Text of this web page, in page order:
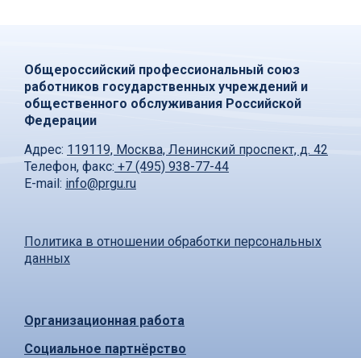
Общероссийский профессиональный союз
работников государственных учреждений и
общественного обслуживания Российской
Федерации
Адрес: 119119, Москва, Ленинский проспект, д. 42
Телефон, факс: +7 (495) 938-77-44
E-mail: info@prgu.ru
Политика в отношении обработки персональных
данных
Организационная работа
Социальное партнёрство